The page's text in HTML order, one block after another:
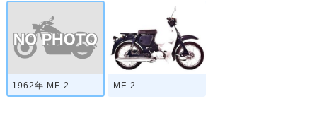
1962年 MF-2 MF-2